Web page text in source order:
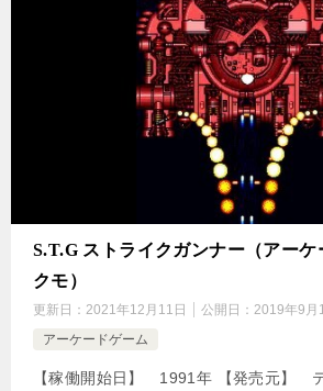
S.T.G ストライクガンナー（アー
クモ）
更新日： 2021年12月11日 公開日： 2019年9月
アーケードゲーム
【稼働開始日】 1991年 【発売元】